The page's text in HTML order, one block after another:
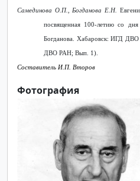
Самединова О.П., Богданова Е.Н.
посвященная 100-летию со
Богданова. Хабаровск: ИГД
ДВО РАН; Вып. 1).
Составитель И.П. Второв
Фотография